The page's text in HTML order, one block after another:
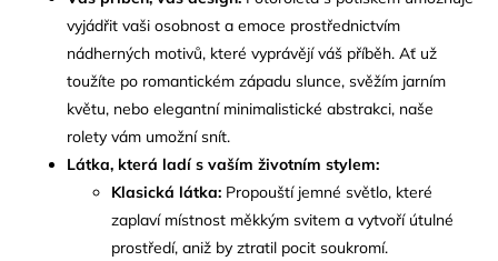
vyjádřit vaši osobnost a emoce prostřednictvím
nádherných motivů, které vyprávějí váš příběh. Ať už
toužíte po romantickém západu slunce, svěžím jarním
květu, nebo elegantní minimalistické abstrakci, naše
rolety vám umožní snít.
Látka, která ladí s vaším životním stylem:
Klasická látka: Propouští jemné světlo, které
zaplaví místnost měkkým svitem a vytvoří útulné
prostředí, aniž by ztratil pocit soukromí.